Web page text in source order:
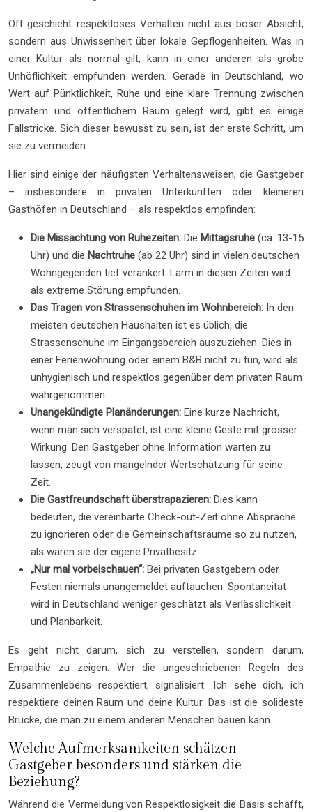
Oft geschieht respektloses Verhalten nicht aus böser Absicht,
sondern aus Unwissenheit über lokale Gepflogenheiten. Was in
einer Kultur als normal gilt, kann in einer anderen als grobe
Unhöflichkeit empfunden werden. Gerade in Deutschland, wo
Wert auf Pünktlichkeit, Ruhe und eine klare Trennung zwischen
privatem und öffentlichem Raum gelegt wird, gibt es einige
Fallstricke. Sich dieser bewusst zu sein, ist der erste Schritt, um
sie zu vermeiden.
Hier sind einige der häufigsten Verhaltensweisen, die Gastgeber
– insbesondere in privaten Unterkünften oder kleineren
Gasthöfen in Deutschland – als respektlos empfinden:
Die Missachtung von Ruhezeiten: Die Mittagsruhe (ca. 13-15
Uhr) und die Nachtruhe (ab 22 Uhr) sind in vielen deutschen
Wohngegenden tief verankert. Lärm in diesen Zeiten wird
als extreme Störung empfunden.
Das Tragen von Strassenschuhen im Wohnbereich: In den
meisten deutschen Haushalten ist es üblich, die
Strassenschuhe im Eingangsbereich auszuziehen. Dies in
einer Ferienwohnung oder einem B&B nicht zu tun, wird als
unhygienisch und respektlos gegenüber dem privaten Raum
wahrgenommen.
Unangekündigte Planänderungen: Eine kurze Nachricht,
wenn man sich verspätet, ist eine kleine Geste mit grosser
Wirkung. Den Gastgeber ohne Information warten zu
lassen, zeugt von mangelnder Wertschätzung für seine
Zeit.
Die Gastfreundschaft überstrapazieren: Dies kann
bedeuten, die vereinbarte Check-out-Zeit ohne Absprache
zu ignorieren oder die Gemeinschaftsräume so zu nutzen,
als wären sie der eigene Privatbesitz.
„Nur mal vorbeischauen“: Bei privaten Gastgebern oder
Festen niemals unangemeldet auftauchen. Spontaneität
wird in Deutschland weniger geschätzt als Verlässlichkeit
und Planbarkeit.
Es geht nicht darum, sich zu verstellen, sondern darum,
Empathie zu zeigen. Wer die ungeschriebenen Regeln des
Zusammenlebens respektiert, signalisiert: Ich sehe dich, ich
respektiere deinen Raum und deine Kultur. Das ist die solideste
Brücke, die man zu einem anderen Menschen bauen kann.
Welche Aufmerksamkeiten schätzen
Gastgeber besonders und stärken die
Beziehung?
Während die Vermeidung von Respektlosigkeit die Basis schafft,